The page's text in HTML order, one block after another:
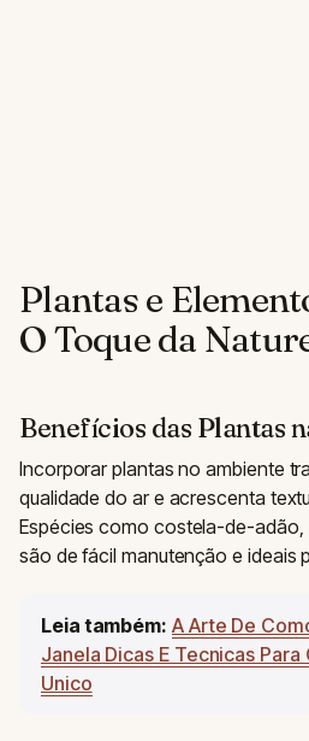
Plantas e
O Toque da
Benefícios das Plantas
Incorporar plantas no ambiente
qualidade do ar e acrescenta
Espécies como costela-de-adão,
são de fácil manutenção e ideais
Leia também: A Arte De
Janela Dicas E Tecnicas Para
Unico